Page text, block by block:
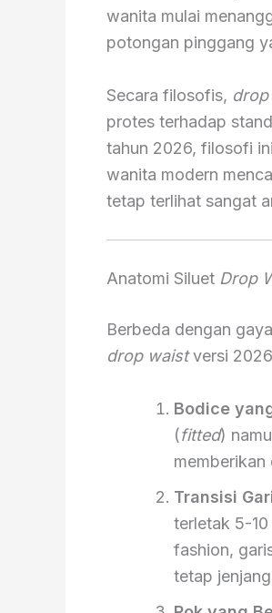
wanita mulai
potongan pinggang
Secara filosofis,
protes terhadap
tahun 2026, filosofi
wanita modern
tetap terlihat sangat
Anatomi Siluet Drop
Berbeda dengan
drop waistversi
Bodice
(fitted)
memberikan
Transisi
terletak 5-
fashion,
tetap